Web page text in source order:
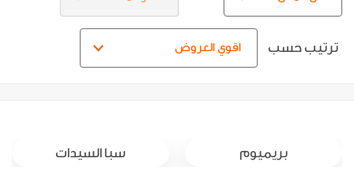
ترتيب حسب
بريميوم سبا السيدات